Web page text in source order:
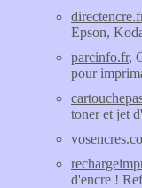
Epson,
parcinfo.fr,
pour
toner et jet
d'encre !